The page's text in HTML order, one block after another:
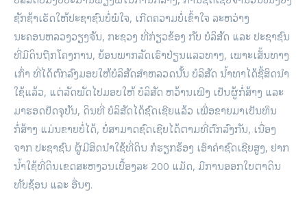
ຊັກ​ຊ້າ​ເຮັດ​ໃຫ້​ປະຊາຊົນ​ບໍ່ພໍ​ໃຈ, ​ເກີດ​ຄວາມ​ບໍ່​ເຂົ້າ​ໃຈ ລະຫວ່າງ
ນະຄອນຫລວງ​ວຽງຈັນ, ກະຊວງ ທີ່​ກ່ຽວຂ້ອງ ກັບ ບໍລິສັດ ​ແລະ ປະຊາຊົນ​
ທີ່​ມີ​ດິນ​ຖືກ​ໂຄງການ, ຍ້ອນ​ພາກ​ລັດ​ເຮົາ​ປ່ຽນ​ແລວ​ທາງ, ​ເພາະ​ເສັ້ນທາງ​
ເກົ່າ ທີ່​ໄດ້​ຕົກລົງ​ມອບ​ໃຫ້​ບໍລິສັດ​ສຳ​ຫລວດ​ນັ້ນ ບໍລິສັດ ນ້ຳທາ​ໄດ້​ຊື້ສິດ​ນຳ​
ໃຊ້​ແລ້ວ, ​ແຕ່​ລັດ​ພັດ​ໄປ​ມອບ​ໃຫ້ ບໍລິສັດ ຫວ້ານ​ເພີງ ​ເປັນ​ຜູ້ກໍ່ສ້າງ ​ແລະ
ມາ​ຮອດ​ປັດຈຸບັນ, ດິນ​ທີ່ ບໍລິສັດ​ໄດ້​ຊົດ​ເຊີຍ​ແລ້ວ ​ເພື່ອ​ຂາຍ​ມາ​ເປັນ​ທຶນ​
ກໍ່ສ້າງ ​ແມ່ນ​ຂາຍ​ບໍ່​ໄດ້, ບໍ່ສາມາດ​ຊົດ​ເຊີຍ​ໄດ້ຕາມ​ທີ່​ຕົກລົງ​ກັນ, ​ເນື່ອງ​
ຈາກ ປະຊາຊົນ ຜູ້​ມີ​ສິດ​ນຳ​ໃຊ້​ທີ່​ດິນ ກໍ​ຮຽກຮ້ອງ ​ເອົາ​ຄ່າ​ຊົດ​ເຊີຍ​ສູງ, ຢາກ​
ນ້ຳ​ໃຊ້​ທີ່​ດິນ​ເຂດ​ສະຫງວນ​ເບື້ອງລະ 200 ​ແມັດ, ມີ​ການ​ອອກ​ໃບ​ຕາດິນ​
ທັບ​ຊ້ອນ ​ແລະ ອື່ນໆ.